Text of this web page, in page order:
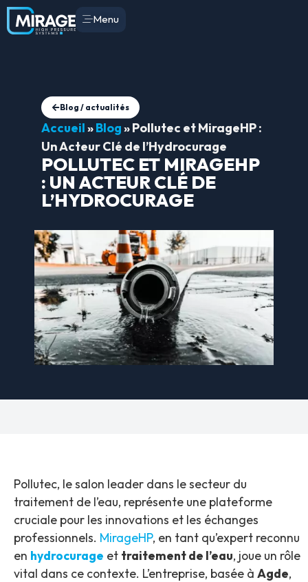
Menu
Blog / actualités
Accueil»Blog»Pollutec et MirageHP :
Un Acteur Clé de l’Hydrocurage
POLLUTEC ET MIRAGEHP
: UN ACTEUR CLÉ DE
L’HYDROCURAGE
Pollutec, le salon leader dans le secteur du
traitement de l’eau, représente une plateforme
cruciale pour les innovations et les échanges
professionnels. MirageHP, en tant qu’expert reconnu
en hydrocurage et traitement de l’eau, joue un rôle
vital dans ce contexte. L’entreprise, basée à Agde,